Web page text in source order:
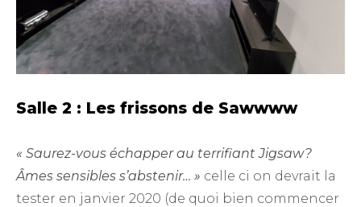
Salle 2 : Les frissons de Sawwww
« Saurez-vous échapper au terrifiant Jigsaw?
Âmes sensibles s’abstenir… » celle ci on devrait la
tester en janvier 2020 (de quoi bien commencer